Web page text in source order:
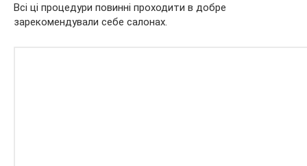
Всі ці процедури повинні проходити в добре
зарекомендували себе салонах.